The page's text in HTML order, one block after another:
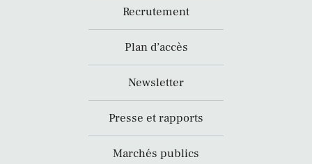
Recrutement
Plan d’accès
Newsletter
Presse et rapports
Marchés publics